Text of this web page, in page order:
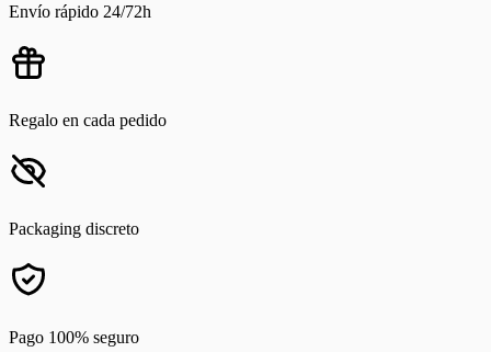
Envío rápido 24/72h
Regalo en cada pedido
Packaging discreto
Pago 100% seguro